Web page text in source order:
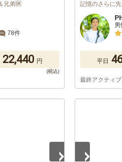
兄弟🆗
78件
22,440 円
記憶のさらに
平日
最終アクティ